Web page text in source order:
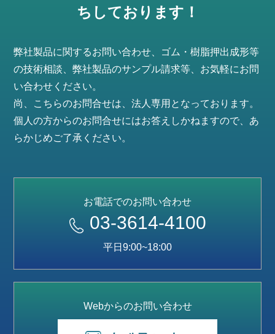
ちしております！
弊社製品に関するお問い合わせ、ゴム・樹脂押出成形等
の技術相談、弊社製品のサンプル請求等、お気軽にお問
い合わせください。
尚、こちらのお問合せは、法人専用となっております。
個人の方からのお問合せにはお答えしかねますので、あ
らかじめご了承ください。
お電話でのお問い合わせ
03-3614-4100
平日9:00~18:00
Webからのお問い合わせ